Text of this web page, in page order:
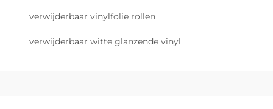
verwijderbaar vinylfolie rollen
verwijderbaar witte glanzende vinyl